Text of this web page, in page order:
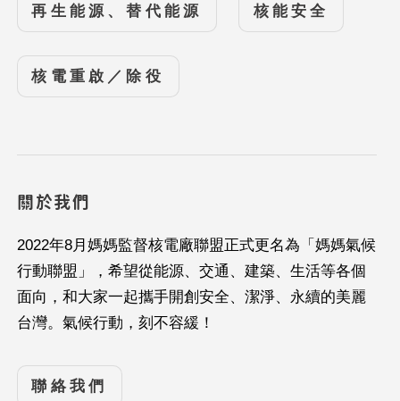
再生能源、替代能源 核能安全
核電重啟／除役
關於我們
2022年8月媽媽監督核電廠聯盟正式更名為「媽媽氣候
行動聯盟」，希望從能源、交通、建築、生活等各個
面向，和大家一起攜手開創安全、潔淨、永續的美麗
台灣。氣候行動，刻不容緩！
聯絡我們